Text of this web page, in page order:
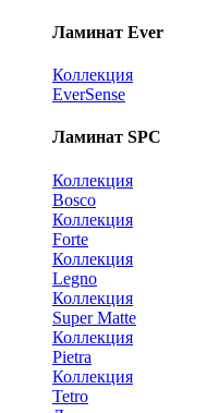
Ламинат Ever
Коллекция
EverSense
Ламинат SPC
Коллекция
Bosco
Коллекция
Forte
Коллекция
Legno
Коллекция
Super Matte
Коллекция
Pietra
Коллекция
Tetro